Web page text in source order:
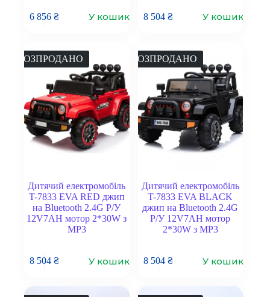
6 856₴ У кошик 8 504 ₴ У кошик
РОЗПРОДАНО
Дитячий електромобіль
T-7833 EVA RED джип
на Bluetooth 2.4G Р/У
12V7AH мотор 2*30W з
MP3
8 504₴ У кошик
РОЗПРОДАНО
Дитячий електромобіль
T-7833 EVA BLACK
джип на Bluetooth 2.4G
Р/У 12V7AH мотор
2*30W з MP3
8 504 ₴ У кошик